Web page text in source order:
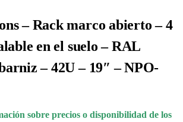
– Rack marco abierto – 4
en el suelo – RAL
– 42U – 19″ – NPO-
sobre precios o disponibilidad de los